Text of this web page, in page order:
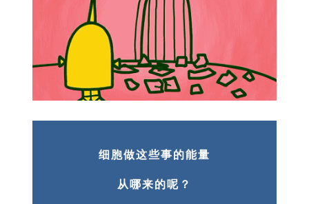
细胞做这些事的能量
从哪来的呢？